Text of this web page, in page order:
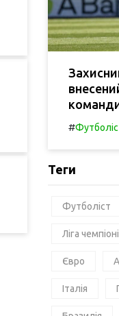
#
Теги
Футболіст
Ліга
Євро
Італія